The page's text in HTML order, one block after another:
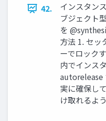
42.
インスタン
ブジェクト
を
⽅法 1. セッ
ーでロック
内でインス
autorelease
実に確保し
け取れるよ